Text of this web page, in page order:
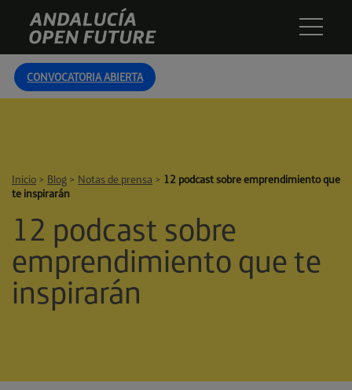
content
Andalucía
Open
Future
CONVOCATORIA ABIERTA
Inicio > Blog > Notas de prensa > 12 podcast sobre emprendimiento que
te inspirarán
12 podcast sobre
emprendimiento que te
inspirarán